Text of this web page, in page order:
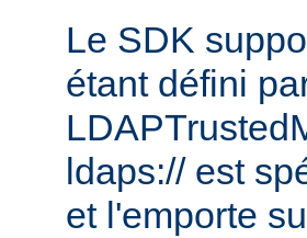
Le SDK
étant défini
ldaps:// est
et l'emporte